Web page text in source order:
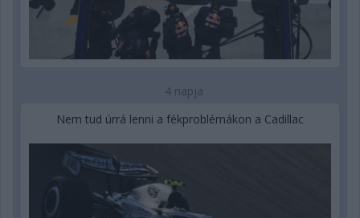
4 napja
Nem tud úrrá lenni a fékproblémákon a Cadillac